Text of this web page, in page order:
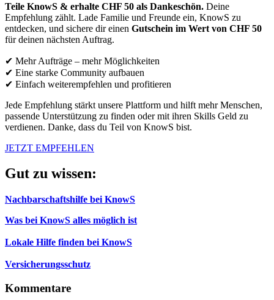
Teile KnowS & erhalte CHF 50 als Dankeschön. Deine
Empfehlung zählt. Lade Familie und Freunde ein, KnowS zu
entdecken, und sichere dir einen Gutschein im Wert von CHF 50
für deinen nächsten Auftrag.
✔ Mehr Aufträge – mehr Möglichkeiten
✔ Eine starke Community aufbauen
✔ Einfach weiterempfehlen und profitieren
Jede Empfehlung stärkt unsere Plattform und hilft mehr Menschen,
passende Unterstützung zu finden oder mit ihren Skills Geld zu
verdienen. Danke, dass du Teil von KnowS bist.
JETZT EMPFEHLEN
Gut zu wissen:
Nachbarschaftshilfe bei KnowS
Was bei KnowS alles möglich ist
Lokale Hilfe finden bei KnowS
Versicherungsschutz
Kommentare